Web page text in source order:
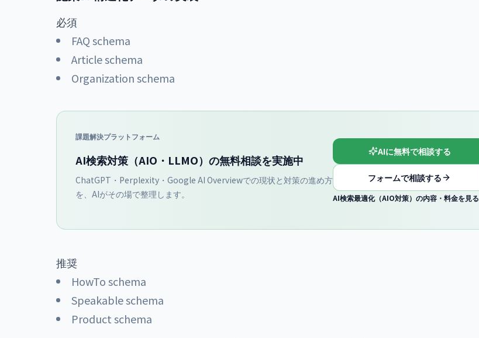
必須
FAQ schema
Article schema
Organization schema
課題解決プラットフォーム
AI検索対策（AIO・LLMO）の無料相談を実施中
ChatGPT・Perplexity・Google AI Overviewでの現状と対策の進め方
を、AIがその場で整理します。
AIに無料で相談する
フォームで相談する
AI検索最適化（AIO対策）の内容・料金を見る
推奨
HowTo schema
Speakable schema
Product schema